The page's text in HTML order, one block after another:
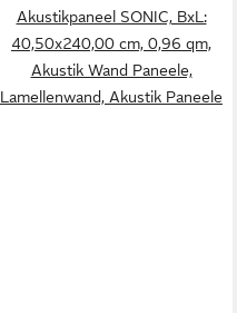
Akustikpaneel SONIC, BxL:
40,50x240,00 cm, 0,96 qm,
Akustik Wand Paneele,
Lamellenwand, Akustik Paneele